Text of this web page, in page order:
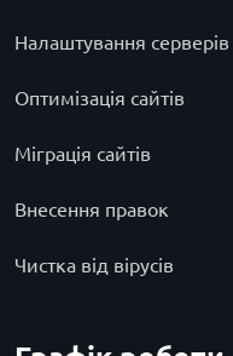
Налаштування серверів
Оптимізація сайтів
Міграція сайтів
Внесення правок
Чистка від вірусів